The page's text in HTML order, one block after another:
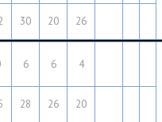
30 20 26
6 6 4
28 26 20